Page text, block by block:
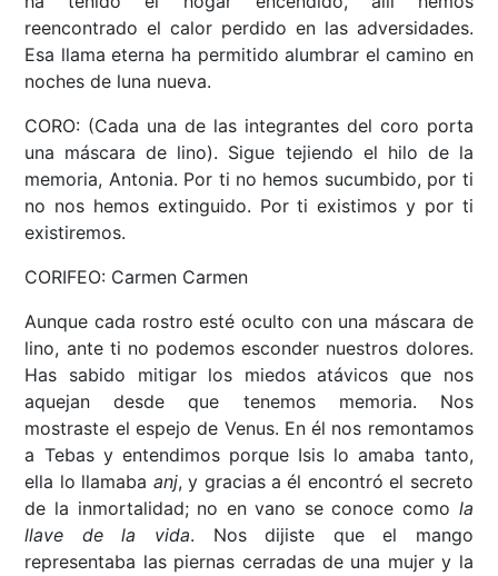
reencontrado el calor perdido en las adversidades.
Esa llama eterna ha permitido alumbrar el camino en
noches de luna nueva.
CORO: (Cada una de las integrantes del coro porta
una máscara de lino). Sigue tejiendo el hilo de la
memoria, Antonia. Por ti no hemos sucumbido, por ti
no nos hemos extinguido. Por ti existimos y por ti
existiremos.
CORIFEO: Carmen Carmen
Aunque cada rostro esté oculto con una máscara de
lino, ante ti no podemos esconder nuestros dolores.
Has sabido mitigar los miedos atávicos que nos
aquejan desde que tenemos memoria. Nos
mostraste el espejo de Venus. En él nos remontamos
a Tebas y entendimos porque Isis lo amaba tanto,
ella lo llamaba anj, y gracias a él encontró el secreto
de la inmortalidad; no en vano se conoce como la
llave de la vida. Nos dijiste que el mango
representaba las piernas cerradas de una mujer y la